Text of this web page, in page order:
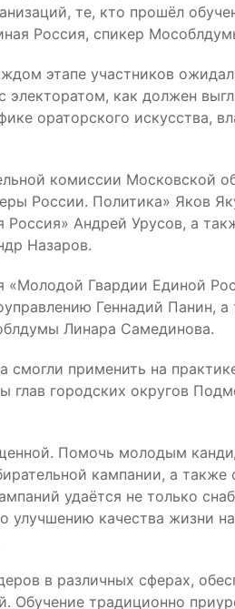
те, кто прошёл
Россия, спикер
этапе участников
как должен
ораторского искусства,
комиссии Московской
России. Политика» Яков
Андрей Урусов, а
Назаров.
«Молодой Гвардии Единой
Геннадий Панин, а
Линара Самединова.
применить на
городских округов
Помочь молодым
кампании, а
удаётся не только
улучшению качества жизни
в различных сферах,
Обучение традиционно